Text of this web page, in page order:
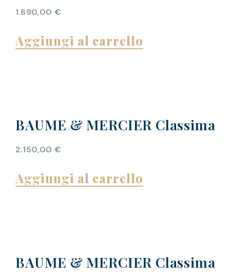
1.690,00 €
Aggiungi al carrello
BAUME & MERCIER Classima
2.150,00 €
Aggiungi al carrello
BAUME & MERCIER Classima